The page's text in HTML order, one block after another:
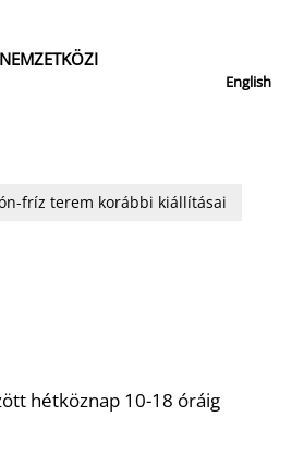
NEMZETKÖZI
English
fríz terem korábbi kiállításai
hétköznap 10-18 óráig